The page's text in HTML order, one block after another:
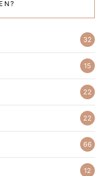
32
15
22
22
66
12